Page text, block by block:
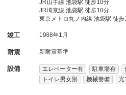
JR山手線 池袋駅 徒歩10分
JR埼京線 池袋駅 徒歩10分
東京メトロ丸ノ内線 池袋駅 徒
竣工 1988年1月
耐震 新耐震基準
設備 エレベーター有 駐車場有
トイレ男女別
機械警備 光